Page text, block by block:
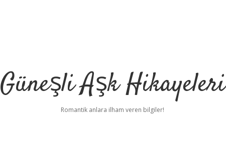
Güneşli Aşk Hikayeleri
Romantik anlara ilham veren bilgiler!